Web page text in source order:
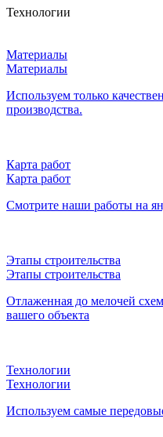
Технологии
Материалы
Материалы
Используем только
производства.
Карта работ
Карта работ
Смотрите наши работы на
Этапы строительства
Этапы строительства
Отлаженная до мелочей
вашего объекта
Технологии
Технологии
Используем самые